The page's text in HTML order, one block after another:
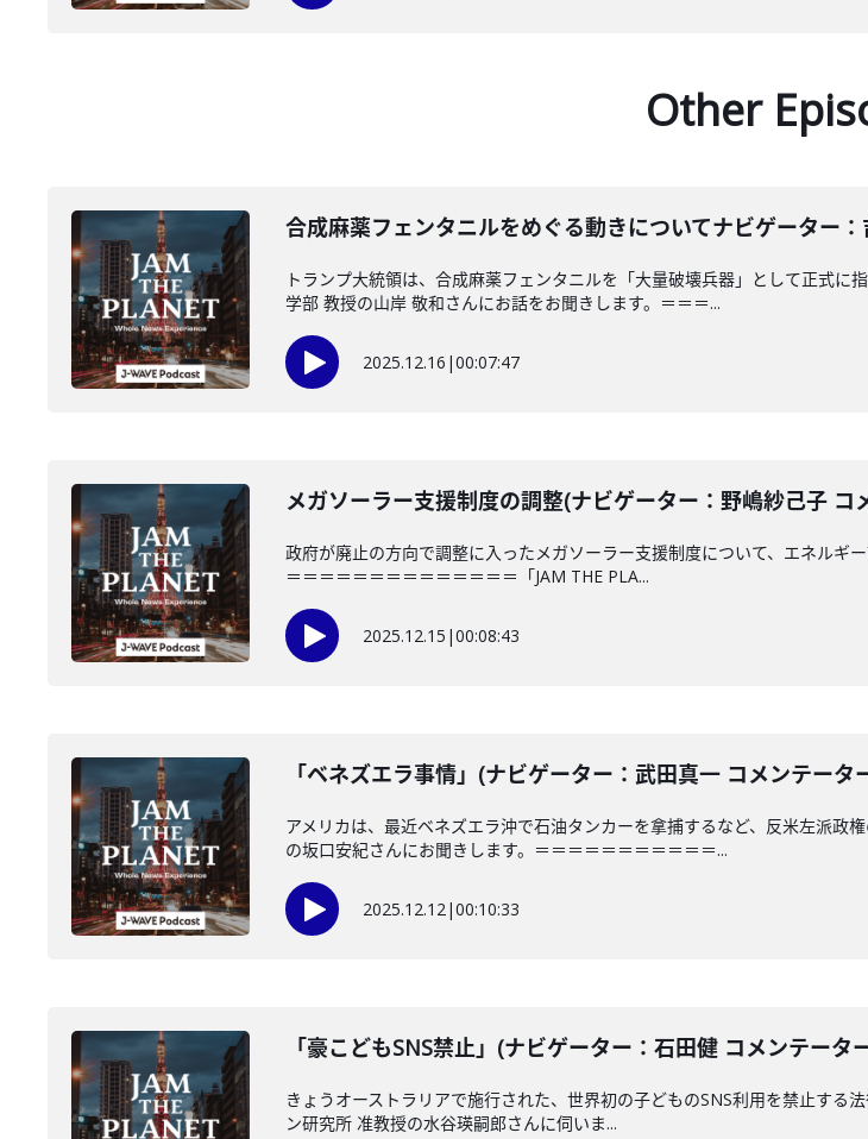
Other
合成麻薬フェンタニルをめぐる動きについてナビゲーター
トランプ大統領は、合成麻薬フェンタニルを「大量破壊兵器」として正式
学部 教授の山岸 敬和さんにお話をお聞きします。＝＝＝...
2025.12.16 |00:07:47
メガソーラー支援制度の調整(ナビゲーター：野嶋紗己子
政府が廃止の方向で調整に入ったメガソーラー支援制度について、エネルギ
＝＝＝＝＝＝＝＝＝＝＝＝＝＝「JAM THE PLA...
2025.12.15 |00:08:43
「ベネズエラ事情」(ナビゲーター：武田真一 コメンテー
アメリカは、最近ベネズエラ沖で石油タンカーを拿捕するなど、反米左派政
の坂口安紀さんにお聞きします。＝＝＝＝＝＝＝＝＝＝＝...
2025.12.12|00:10:33
「豪こどもSNS禁止」(ナビゲーター：石田健 コメンテー
きょうオーストラリアで施行された、世界初の子どものSNS利用を禁止する
ン研究所 准教授の水谷瑛嗣郎さんに伺いま...